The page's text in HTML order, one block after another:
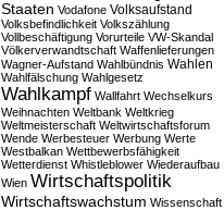
Staaten Vodafone Volksaufstand
Volksbefindlichkeit Volkszählung
Vollbeschäftigung Vorurteile VW-Skandal
Völkerverwandtschaft Waffenlieferungen
Wagner-Aufstand Wahlbündnis Wahlen
Wahlfälschung Wahlgesetz
Wahlkampf Wallfahrt Wechselkurs
Weihnachten Weltbank Weltkrieg
Weltmeisterschaft Weltwirtschaftsforum
Wende Werbesteuer Werbung Werte
Westbalkan Wettbewerbsfähigkeit
Wetterdienst Whistleblower Wiederaufbau
Wien Wirtschaftspolitik
Wirtschaftswachstum Wissenschaft